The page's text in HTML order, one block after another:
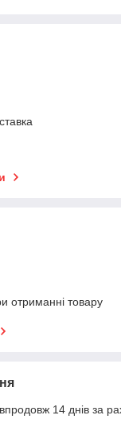
отриманні товару
14 днів за